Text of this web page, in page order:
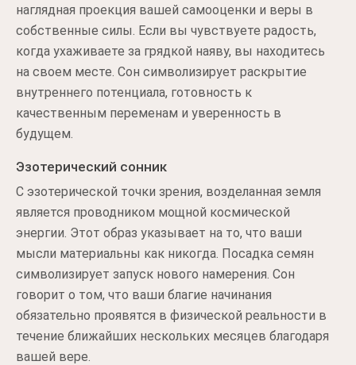
наглядная проекция вашей самооценки и веры в
собственные силы. Если вы чувствуете радость,
когда ухаживаете за грядкой наяву, вы находитесь
на своем месте. Сон символизирует раскрытие
внутреннего потенциала, готовность к
качественным переменам и уверенность в
будущем.
Эзотерический сонник
С эзотерической точки зрения, возделанная земля
является проводником мощной космической
энергии. Этот образ указывает на то, что ваши
мысли материальны как никогда. Посадка семян
символизирует запуск нового намерения. Сон
говорит о том, что ваши благие начинания
обязательно проявятся в физической реальности в
течение ближайших нескольких месяцев благодаря
вашей вере.